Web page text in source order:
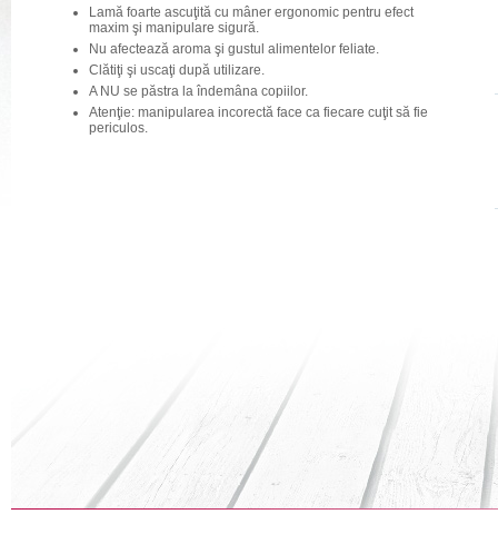
Lamă foarte ascuţită cu mâner ergonomic pentru efect
maxim şi manipulare sigură.
Nu afectează aroma şi gustul alimentelor feliate.
Clătiţi şi uscaţi după utilizare.
A NU se păstra la îndemâna copiilor.
Atenţie: manipularea incorectă face ca fiecare cuţit să fie
periculos.